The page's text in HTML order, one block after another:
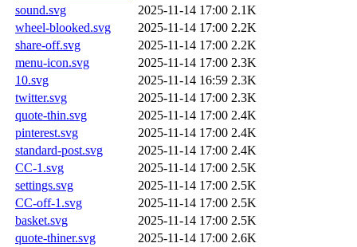
sound.svg
2025-11-14 17:00 2.1K
wheel-blooked.svg
2025-11-14 17:00 2.2K
share-off.svg
2025-11-14 17:00 2.2K
menu-icon.svg
2025-11-14 17:00 2.3K
10.svg
2025-11-14 16:59 2.3K
twitter.svg
2025-11-14 17:00 2.3K
quote-thin.svg
2025-11-14 17:00 2.4K
pinterest.svg
2025-11-14 17:00 2.4K
standard-post.svg
2025-11-14 17:00 2.4K
CC-1.svg
2025-11-14 17:00 2.5K
settings.svg
2025-11-14 17:00 2.5K
CC-off-1.svg
2025-11-14 17:00 2.5K
basket.svg
2025-11-14 17:00 2.5K
quote-thiner.svg
2025-11-14 17:00 2.6K